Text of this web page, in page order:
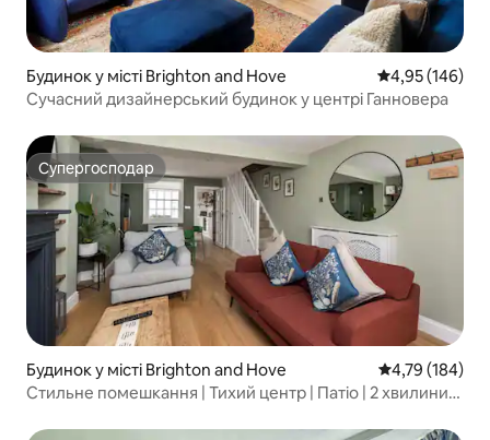
Будинок у місті Brighton and Hove Середня
4,95 (146)
Сучасний дизайнерський будинок у центрі Ганновера
Супергосподар
Супергосподар
Будинок у місті Brighton and Hove Середня
4,79 (184)
Стильне помешкання | Тихий центр | Патіо | 2 хвилини